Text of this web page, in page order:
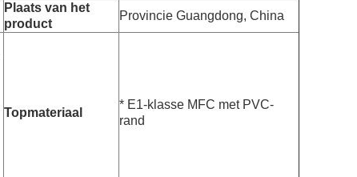
Plaats van het
product
Provincie Guangdong, China
Topmateriaal
* E1-klasse MFC met PVC-
rand